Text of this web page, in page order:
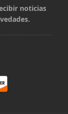
noticias